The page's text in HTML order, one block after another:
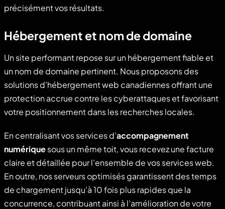
précisément vos résultats.
Hébergement et nom de domaine
Un site performant repose sur un hébergement fiable et
un nom de domaine pertinent. Nous proposons des
solutions d’hébergement web canadiennes offrant une
protection accrue contre les cyberattaques et favorisant
votre positionnement dans les recherches locales.
En centralisant vos services d’accompagnement
numériquesous un même toit, vous recevez une facture
claire et détaillée pour l’ensemble de vos services web.
En outre, nos serveurs optimisés garantissent des temps
de chargement jusqu’à 10 fois plus rapides que la
concurrence, contribuant ainsi à l’amélioration de votre